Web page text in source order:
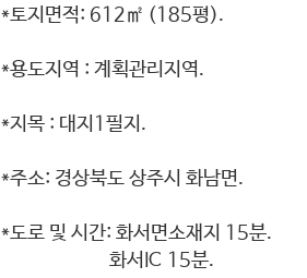
*토지면적: 612㎡ (185평).
*용도지역 : 계획관리지역.
*지목 : 대지1필지.
*주소: 경상북도 상주시 화남면.
*도로 및 시간: 화서면소재지 15분.
화서IC 15분.